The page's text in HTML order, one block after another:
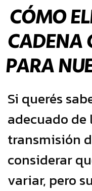
CÓMO
CADENA
PARA
Si querés
adecuado de
transmisión
considerar
variar, pero